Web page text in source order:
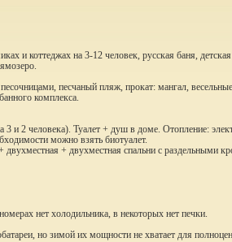
и коттеджах на 3-12 человек, русская баня,
песчаный пляж, прокат: мангал,
комплекса.
и 2 человека). Туалет + душ в доме. Отопление:
можно взять биотуалет.
+ двухместная спальни с раздельными
нет холодильника, в некоторых нет печки.
но зимой их мощности не хватает для